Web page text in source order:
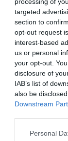
targeted
section to
opt-out request
interest-based
us or personal
your opt-out.
disclosure of
IAB’s list of
also be
Downstream
Personal
14.06.2026 20:33
Tutte le ultime
resta aggiornato